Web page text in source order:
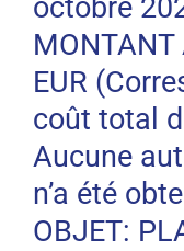
octobre
MONTANT
EUR
coût total
Aucune
n’a été
OBJET: